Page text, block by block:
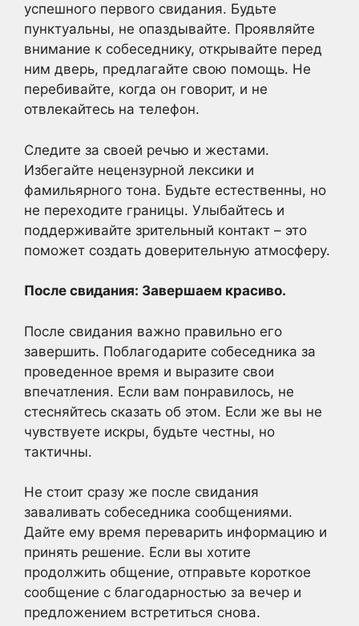
успешного первого свидания. Будьте
пунктуальны, не опаздывайте. Проявляйте
внимание к собеседнику, открывайте перед
ним дверь, предлагайте свою помощь. Не
перебивайте, когда он говорит, и не
отвлекайтесь на телефон.
Следите за своей речью и жестами.
Избегайте нецензурной лексики и
фамильярного тона. Будьте естественны, но
не переходите границы. Улыбайтесь и
поддерживайте зрительный контакт – это
поможет создать доверительную атмосферу.
После свидания: Завершаем красиво.
После свидания важно правильно его
завершить. Поблагодарите собеседника за
проведенное время и выразите свои
впечатления. Если вам понравилось, не
стесняйтесь сказать об этом. Если же вы не
чувствуете искры, будьте честны, но
тактичны.
Не стоит сразу же после свидания
заваливать собеседника сообщениями.
Дайте ему время переварить информацию и
принять решение. Если вы хотите
продолжить общение, отправьте короткое
сообщение с благодарностью за вечер и
предложением встретиться снова.